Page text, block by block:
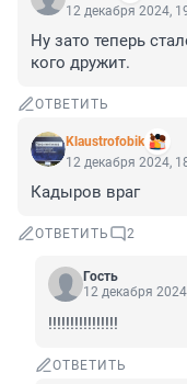
12 декабря 2024,
Ну зато теперь
кого дружит.
ОТВЕТИТЬ
Klaustrofobik
12 декабря 2024,
Кадыров враг
ОТВЕТИТЬ 2
Гость
12 декабря
!!!!!!!!!!!!!!!!
ОТВЕТИТЬ